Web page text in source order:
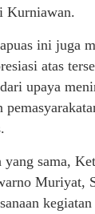
Kurniawan.
ini juga
atas
upaya
yang sama,
Muriyat,